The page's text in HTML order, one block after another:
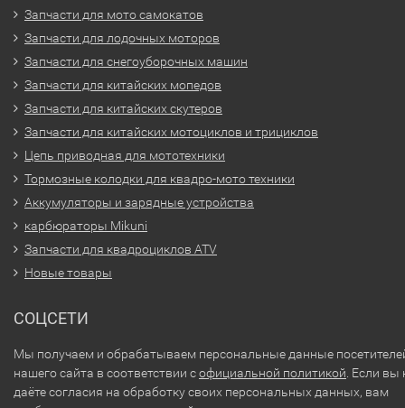
Запчасти для мото самокатов
Запчасти для лодочных моторов
Запчасти для снегоуборочных машин
Запчасти для китайских мопедов
Запчасти для китайских скутеров
Запчасти для китайских мотоциклов и трициклов
Цепь приводная для мототехники
Тормозные колодки для квадро-мото техники
Аккумуляторы и зарядные устройства
карбюраторы Mikuni
Запчасти для квадроциклов ATV
Новые товары
СОЦСЕТИ
Мы получаем и обрабатываем персональные данные
нашего сайта в соответствии софициальной политикой . Если вы
даёте согласия на обработку своих персональных данных, вам